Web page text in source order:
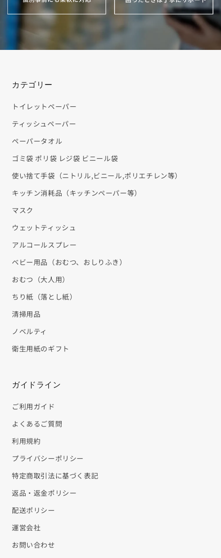
カテゴリー
トイレットペーパー
ティッシュペーパー
ペーパータオル
ゴミ袋 ポリ袋 レジ袋 ビニール袋
使い捨て手袋（ニトリル,ビニール,ポリエチレン等）
キッチン消耗品（キッチンペーパー等）
マスク
ウェットティッシュ
アルコールスプレー
ベビー用品（おむつ、おしりふき）
おむつ（大人用）
ちり紙（落とし紙）
清掃用品
ノベルティ
衛生用紙のギフト
ガイドライン
ご利用ガイド
よくあるご質問
利用規約
プライバシーポリシー
特定商取引法に基づく表記
返品・返金ポリシー
配送ポリシー
運営会社
お問い合わせ